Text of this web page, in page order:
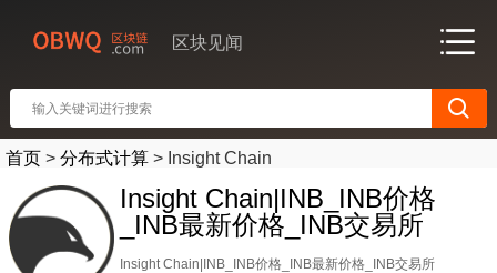
区块见闻
首页 > 分布式计算 > Insight Chain
Insight Chain|INB_INB价格
_INB最新价格_INB交易所
Insight Chain|INB_INB价格_INB最新价格_INB交易所